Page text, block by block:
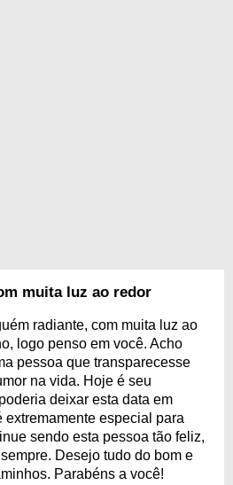
muita luz ao redor
radiante, com muita luz ao
logo penso em você. Acho
pessoa que transparecesse
na vida. Hoje é seu
deixar esta data em
extremamente especial para
sendo esta pessoa tão feliz,
Desejo tudo do bom e
Parabéns a você!